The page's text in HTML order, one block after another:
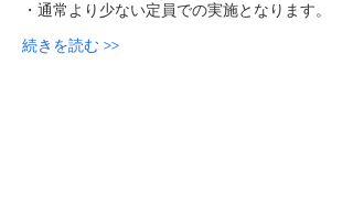
・通常より少ない定員での実施となります。
続きを読む >>